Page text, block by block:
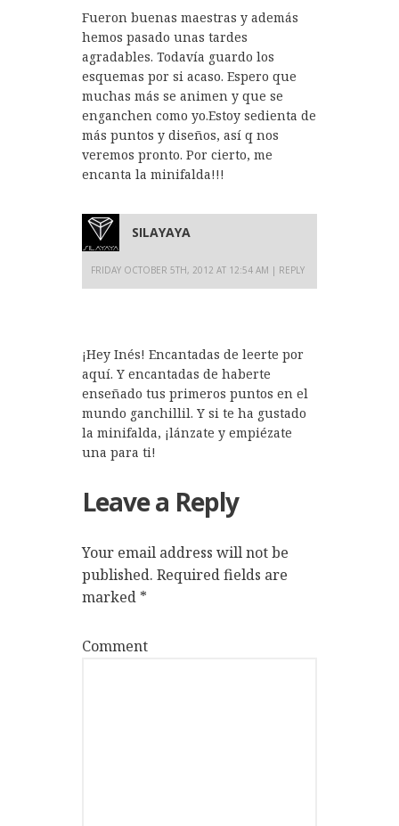
Fueron buenas maestras y además
hemos pasado unas tardes
agradables. Todavía guardo los
esquemas por si acaso. Espero que
muchas más se animen y que se
enganchen como yo.Estoy sedienta de
más puntos y diseños, así q nos
veremos pronto. Por cierto, me
encanta la minifalda!!!
SILAYAYA
FRIDAY OCTOBER 5TH, 2012 AT 12:54 AM REPLY
¡Hey Inés! Encantadas de leerte por
aquí. Y encantadas de haberte
enseñado tus primeros puntos en el
mundo ganchillil. Y si te ha gustado
la minifalda, ¡lánzate y empiézate
una para ti!
Leave a Reply
Your email address will not be
published. Required fields are
marked *
Comment